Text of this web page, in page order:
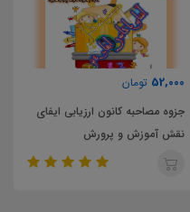
60,000 تومان
جزوه مصاحبه کانون ارزیابی بازی
آموزش و پرورش